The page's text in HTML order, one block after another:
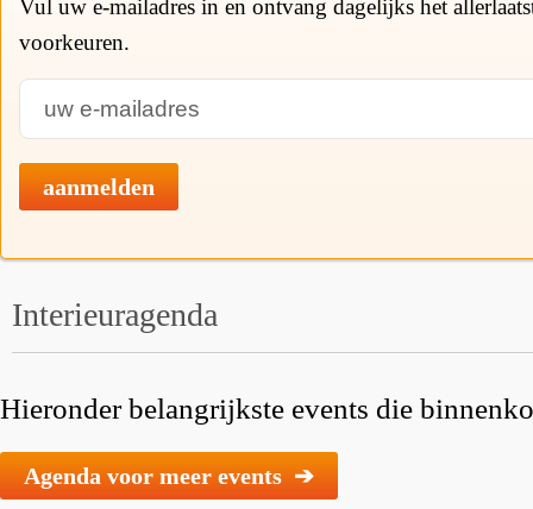
Vul uw e-mailadres in en ontvang dagelijks het
voorkeuren.
aanmelden
Interieuragenda
Hieronder belangrijkste events die
Agenda voor meer events ➔